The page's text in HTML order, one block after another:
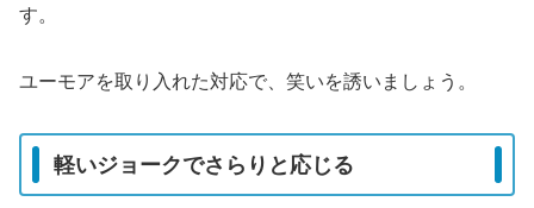
す。
ユーモアを取り入れた対応で、笑いを誘いましょう。
軽いジョークでさらりと応じる